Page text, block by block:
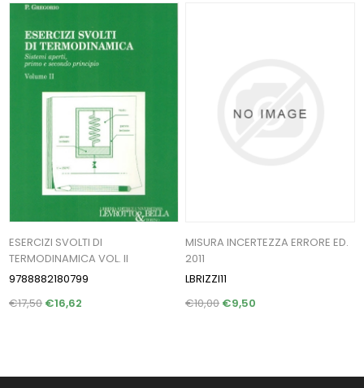
ESERCIZI SVOLTI DI
TERMODINAMICA VOL. II
9788882180799
€17,50 €16,62
MISURA INCERTEZZA ERRORE ED.
2011
LBRIZZI11
€10,00€9,50